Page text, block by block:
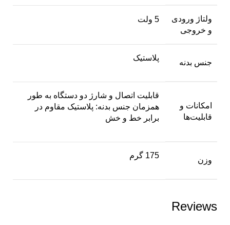
ولتاژ ورودی
و خروجی
5 ولت
جنس بدنه
پلاستیک
امکانات و
قابلیت‌ها
قابلیت اتصال و شارژ دو دستگاه به طور
همزمان جنس بدنه: پلاستیک مقاوم در
برابر خط و خش
وزن
175 گرم
Reviews